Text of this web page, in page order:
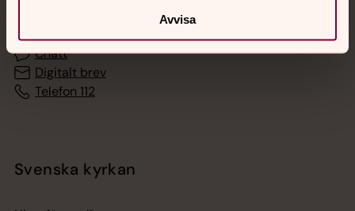
Avvisa
Chatt
Digitalt brev
Telefon 112
Svenska kyrkan